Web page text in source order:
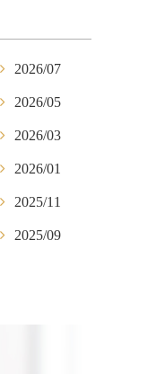
2026/07
2026/05
2026/03
2026/01
2025/11
2025/09